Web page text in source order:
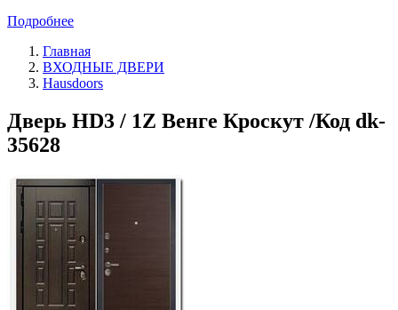
Подробнее
Главная
ВХОДНЫЕ ДВЕРИ
Hausdoors
Дверь HD3 / 1Z Венге Кроскут /Код dk-
35628